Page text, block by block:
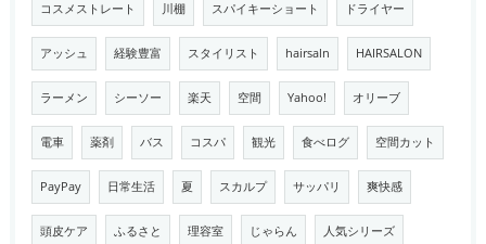
コスメストレート 川棚 スパイキーショート ドライヤー
アッシュ 経験豊富 スタイリスト hairsaln HAIRSALON
ラーメン シーソー 楽天 空間 Yahoo! オリーブ
電車 薬剤 バス コスパ 観光 食べログ 空間カット
PayPay 日常生活 夏 スカルプ サッパリ 爽快感
頭皮ケア ふるさと 理容室 じゃらん 人気シリーズ